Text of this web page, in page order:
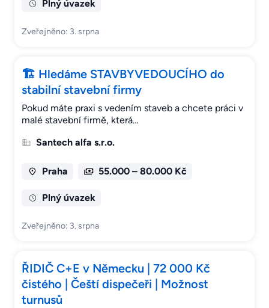
Plný úvazek
Zveřejněno: 3. srpna
🏗 Hledáme STAVBYVEDOUCÍHO do
stabilní stavební firmy
Pokud máte praxi s vedením staveb a chcete práci v
malé stavební firmě, která…
Santech alfa s.r.o.
Praha 55.000 – 80.000 Kč
Plný úvazek
Zveřejněno: 3. srpna
ŘIDIČ C+E v Německu | 72 000 Kč
čistého | Čeští dispečeři | Možnost
turnusů